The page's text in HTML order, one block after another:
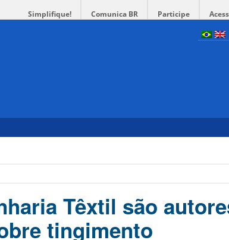
Simplifique! Comunica BR Participe
Têxtil são
tingimento